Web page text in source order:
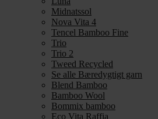
Midnatssol
Nova Vita 4
Tencel Bamboo Fine
Trio
Trio 2
Tweed Recycled
Se alle Bæredygtigt garn
Blend Bamboo
Bamboo Wool
Bommix bamboo
Eco Vita Raffia